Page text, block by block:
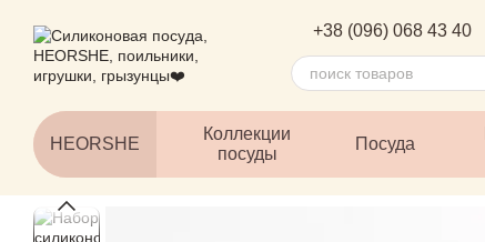
+38 (096) 068 43 40
HEORSHE
Коллекции
посуды
Посуда